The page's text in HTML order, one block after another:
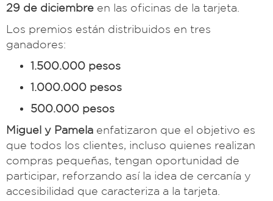
29 de diciembre en las oficinas de la tarjeta.
Los premios están distribuidos en tres
ganadores:
1.500.000 pesos
1.000.000 pesos
500.000 pesos
Miguel y Pamela enfatizaron que el objetivo es
que todos los clientes, incluso quienes realizan
compras pequeñas, tengan oportunidad de
participar, reforzando así la idea de cercanía y
accesibilidad que caracteriza a la tarjeta.